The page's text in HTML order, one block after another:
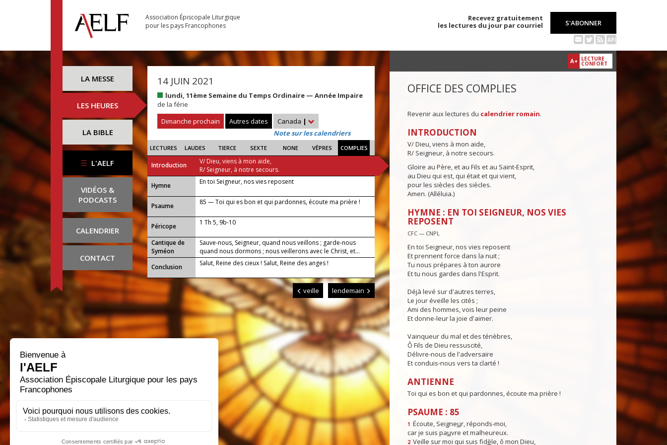
Association Épiscopale Liturgique
pour les pays Francophones
Recevez gratuitement
les lectures du jour par courriel
S'ABONNER
API
LA MESSE
LES HEURES
LA BIBLE
L'AELF
VIDÉOS &
PODCASTS
CALENDRIER
CONTACT
14 JUIN 2021
lundi, 11ème Semaine du Temps Ordinaire — Année Impaire
de la férie
Dimanche prochain
Autres dates Canada |
Note sur les calendriers
LECTURES LAUDES TIERCE SEXTE NONE VÊPRES COMPLIES
Introduction
V/ Dieu, viens à mon aide,
R/ Seigneur, à notre secours.
...
Hymne En toi Seigneur, nos vies reposent
Psaume 85 — Toi qui es bon et qui pardonnes, écoute ma prière !
Péricope 1 Th 5, 9b-10
Cantique de
Syméon
Sauve-nous, Seigneur, quand nous veillons ; garde-nous
quand nous dormons ; nous veillerons avec le Christ, et...
Conclusion
Salut, Reine des cieux ! Salut, Reine des anges !
veille lendemain
A+ LECTURE
CONFORT
OFFICE DES COMPLIES
Revenir aux lectures du calendrier romain.
INTRODUCTION
V/ Dieu, viens à mon aide,
R/ Seigneur, à notre secours.
Gloire au Père, et au Fils et au Saint-Esprit,
au Dieu qui est, qui était et qui vient,
pour les siècles des siècles.
Amen. (Alléluia.)
HYMNE : EN TOI SEIGNEUR, NOS VIES
REPOSENT
CFC — CNPL
En toi Seigneur, nos vies reposent
Et prennent force dans la nuit ;
Tu nous prépares à ton aurore
Et tu nous gardes dans l'Esprit.
Déjà levé sur d'autres terres,
Le jour éveille les cités ;
Ami des hommes, vois leur peine
Et donne-leur la joie d'aimer.
Vainqueur du mal et des ténèbres,
Ô Fils de Dieu ressuscité,
Délivre-nous de l'adversaire
Et conduis-nous vers ta clarté !
ANTIENNE
Toi qui es bon et qui pardonnes, écoute ma prière !
PSAUME : 85
1 Écoute, Seigneur, réponds-moi,
car je suis pauvre et malheureux.
2 Veille sur moi qui suis fidèle, ô mon Dieu,